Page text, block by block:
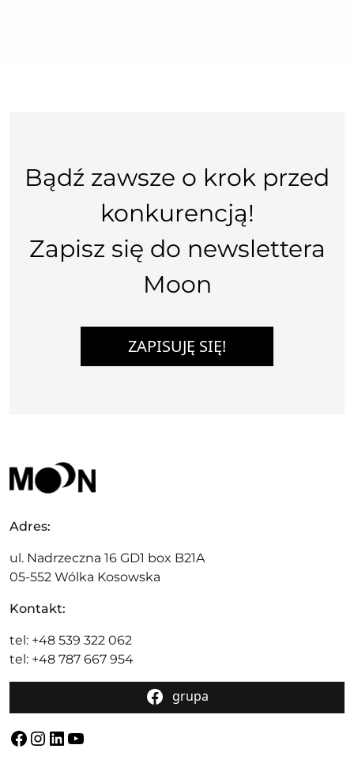
Bądź zawsze o krok przed
konkurencją!
Zapisz się do newslettera
Moon
ZAPISUJĘ SIĘ!
Adres:
ul. Nadrzeczna 16 GD1 box B21A
05-552 Wólka Kosowska
Kontakt:
tel: +48 539 322 062
tel: +48 787 667 954
grupa
Facebook
Instagram
LinkedIn
YouTube